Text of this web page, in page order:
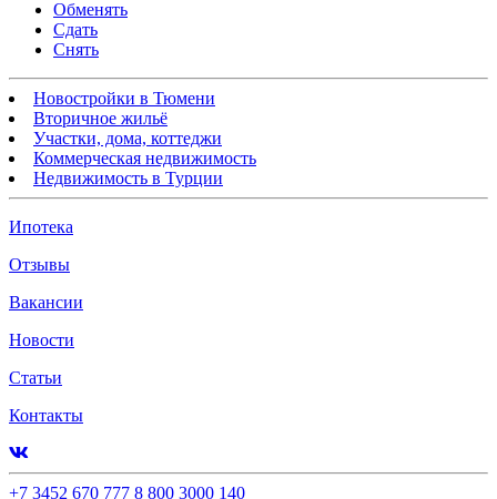
Обменять
Сдать
Снять
Новостройки в Тюмени
Вторичное жильё
Участки, дома, коттеджи
Коммерческая недвижимость
Недвижимость в Турции
Ипотека
Отзывы
Вакансии
Новости
Статьи
Контакты
+7 3452 670 777 8 800 3000 140